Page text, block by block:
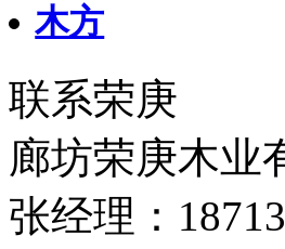
木方
联系荣庚
廊坊荣庚木业
张经理：